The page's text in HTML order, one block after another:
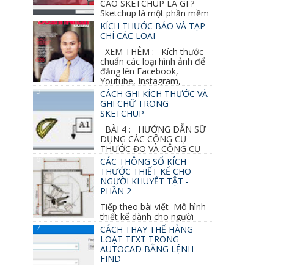
CAO SKETCHUP LÀ GÌ ?
Sketchup là một phần mềm
vẽ 3d của Google, nó khá dễ sữ...
KÍCH THƯỚC BÁO VÀ TẠP
CHÍ CÁC LOẠI
XEM THÊM : Kích thước
chuẩn các loại hình ảnh để
đăng lên Facebook,
Youtube, Instagram,
Linkedin, Pinterest...CÁCH GHI KÍCH THƯỚC VÀ
GHI CHỮ TRONG
SKETCHUP
BÀI 4 : HƯỚNG DẪN SỮ
DỤNG CÁC CÔNG CỤ
THƯỚC ĐO VÀ CÔNG CỤ
GHI CHỮ 2D, 3D TRONG SKETCHUP Ở bài
học trước ta đã...
CÁC THÔNG SỐ KÍCH
THƯỚC THIẾT KẾ CHO
NGƯỜI KHUYẾT TẬT -
PHẦN 2
Tiếp theo bài viết Mô hình
thiết kế dành cho người
khuyết tật ở phần 1 chúng ta cùng tìm hiểu
thêm các vấn đề và...
CÁCH THAY THẾ HÀNG
LOẠT TEXT TRONG
AUTOCAD BẰNG LỆNH
FIND